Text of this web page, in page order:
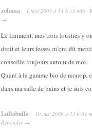
zoloma 1 mai 2009 à 14 h 55 min ·
→
Le liniment, mes trois loustics y
droit et leurs fesses m’ont dit
conseille toujours autour de moi.
Quant à la gamme bio de monop,
dans ma salle de bains et je suis
Lullabulle 10 mai 2009 à 13 h 04
Répondre →